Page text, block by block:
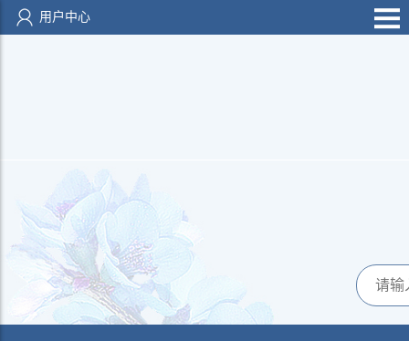
用户中心